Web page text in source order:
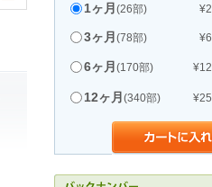
1ヶ月 (26部)
3ヶ月 (78部)
6ヶ月 (170部)
12ヶ月 (340部)